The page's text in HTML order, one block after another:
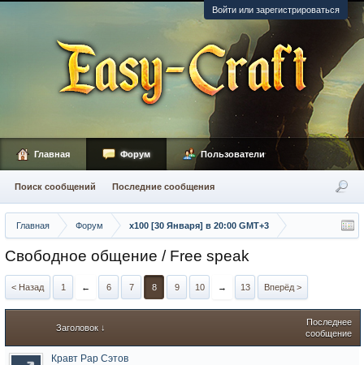
Войти или зарегистрироваться
Главная Форум х100 [30 Января] в 20:00 GMT+3
Свободное общение / Free speak
< Назад 1 ← 6 7 8 9 10 → 13 Вперёд >
Заголовок ↓
Последнее
сообщение
Кравт Рар Сэтов
Главная Форум
Поиск сообщений Последние сообщения
Пользователи